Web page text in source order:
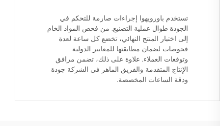
تستخدم باورويهوا إجراءات صارمة للتحكم في
الجودة طوال عملية التصنيع. من فحص المواد الخام
إلى اختبار المنتج النهائي، تخضع كل ساعة لعدة
فحوصات لضمان مطابقتها للمعايير الدولية
وتوقعات العملاء. علاوة على ذلك، تضمن مرافق
الإنتاج المتقدمة والفريق الماهر في الشركة جودة
ودقة الساعات المخصصة.